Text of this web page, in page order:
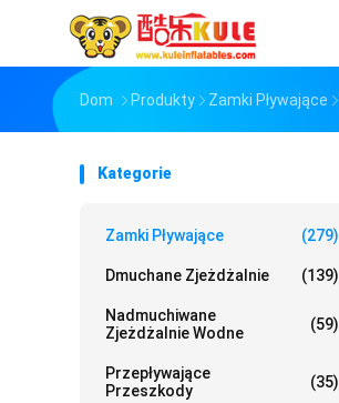
Dom Produkty Zamki Pływające
Kategorie
Zamki Pływające (279)
Dmuchane Zjeżdżalnie (139)
Nadmuchiwane
Zjeżdżalnie Wodne
(59)
Przepływające
Przeszkody
(35)